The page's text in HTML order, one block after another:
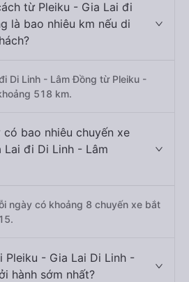
từ Pleiku - Gia Lai đi
là bao nhiêu km nếu di
Di Linh - Lâm Đồng từ Pleiku -
518 km.
có bao nhiêu chuyến xe
Lai đi Di Linh - Lâm
ngày có khoảng 8 chuyến xe bắt
Pleiku - Gia Lai Di Linh -
hành sớm nhất?